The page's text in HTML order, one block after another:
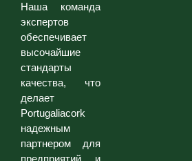
Наша команда
экспертов
обеспечивает
высочайшие
стандарты
качества, что
делает
Portugaliacork
надежным
партнером для
предприятий и